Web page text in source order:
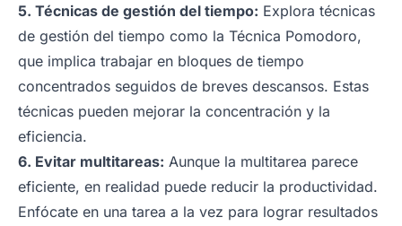
5. Técnicas de gestión del tiempo: Explora técnicas
de gestión del tiempo como la Técnica Pomodoro,
que implica trabajar en bloques de tiempo
concentrados seguidos de breves descansos. Estas
técnicas pueden mejorar la concentración y la
eficiencia.
6. Evitar multitareas: Aunque la multitarea parece
eficiente, en realidad puede reducir la productividad.
Enfócate en una tarea a la vez para lograr resultados